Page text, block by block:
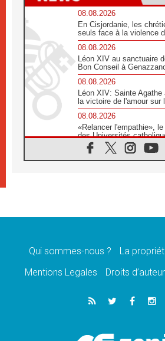
08.08.2026
En Cisjordanie, les
seuls face à la violence
08.08.2026
Léon XIV au sanctuaire
Bon Conseil à
08.08.2026
Léon XIV: Sainte
la victoire de l'amour sur
08.08.2026
«Relancer l'empathie»,
des Universités
08.08.2026
Signis 2026, donner la
07.08.2026
07.08.2026
de l'Assomption et
«La paix commence par
le cardinal Parolin
En Colombie, «la paix
Qui sommes-nous ? La
Mentions Legales
Droits d’auteur